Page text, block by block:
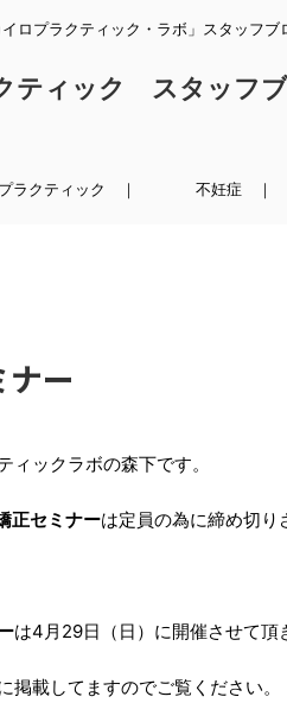
ロプラクティック・ラボ」スタッフブ
ティック スタッフブ
ラクティック ｜ 不妊症 ｜
ー
ィックラボの森下です。
正セミナーは定員の為に締め切り
は4月29日（日）に開催させて頂
掲載してますのでご覧ください。